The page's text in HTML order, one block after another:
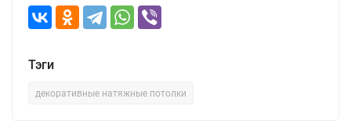
Тэги
декоративные натяжные потолки